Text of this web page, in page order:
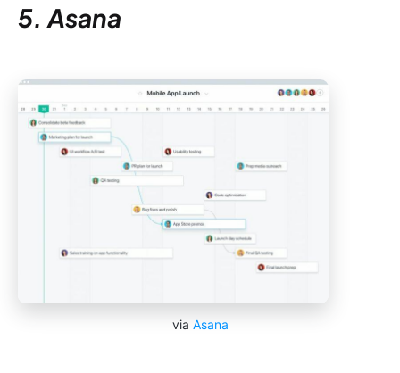
5. Asana
via Asana